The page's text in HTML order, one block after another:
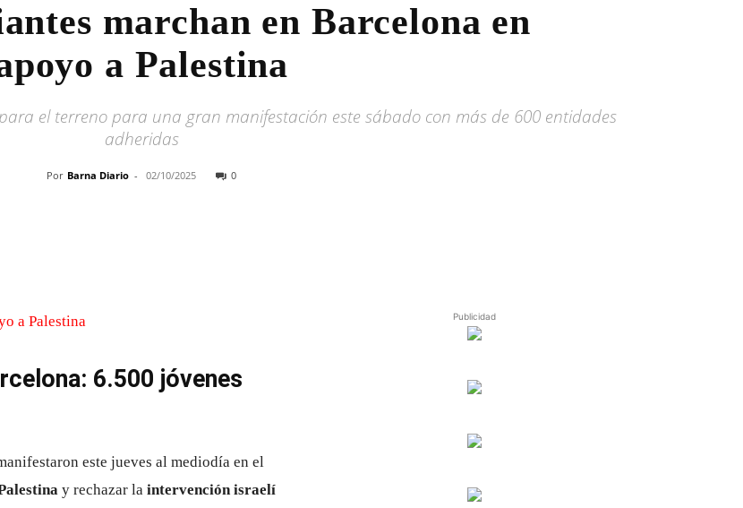
marchan en Barcelona en
a Palestina
el terreno para una gran manifestación este sábado con más de 600 entidades
adheridas
Por Barna Diario - 02/10/2025 0
6.500 jóvenes
este jueves al mediodía en el
y rechazar la intervención israelí
Publicidad